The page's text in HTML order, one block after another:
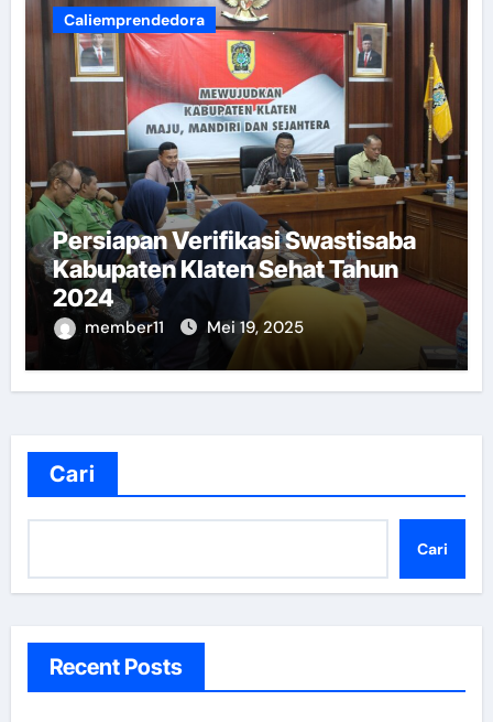
Caliemprendedora
Persiapan Verifikasi Swastisaba
Kabupaten Klaten Sehat Tahun
2024
member11 Mei 19, 2025
Cari
Cari
Recent Posts